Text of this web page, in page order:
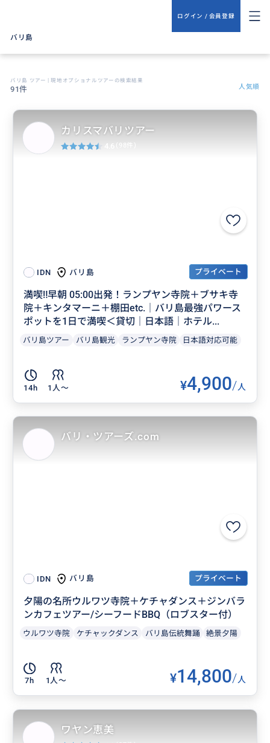
ログイン / 会員登録
バリ島
バリ島 ツアー | 現地オプショナルツアーの検索結果
91件 人気順
IDN バリ島 プライベート
満喫‼️早朝 05:00出発！ランプヤン寺院＋ブサキ寺
院＋キンタマーニ＋棚田etc.｜バリ島最強パワース
ポットを1日で満喫＜貸切｜日本語｜ホテル...
バリ島ツアー バリ島観光 ランプヤン寺院 日本語対応可能
14h 1人〜 ¥4,900/人
カリスマバリツアー
4.6 (98件)
IDN バリ島 プライベート
夕陽の名所ウルワツ寺院＋ケチャダンス＋ジンバラ
ンカフェツアー/シーフードBBQ（ロブスター付）
ウルワツ寺院 ケチャックダンス バリ島伝統舞踊 絶景夕陽
7h 1人〜 ¥14,800/人
バリ・ツアーズ.com
ワヤン恵美